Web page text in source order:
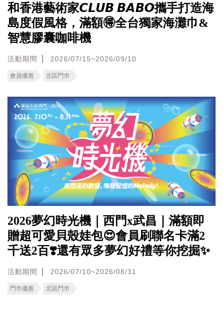
和香港藝術家𝘾𝙇𝙐𝘽 𝘽𝘼𝘽𝙊攜手打造海
島度假風格，滿額🉐全台獨家海灘巾&
智慧膠囊咖啡機
活動期間 2026/07/15~2026/09/10
會員優惠 北區門市
2026夢幻時光機｜西門x武昌｜滿額即
贈超可愛貝殼娃包😍會員刷聯名卡滿2
千送2百❣️還有眾多夢幻好禮等你挖掘✨
活動期間 2026/07/10~2026/08/31
門市優惠 北區門市